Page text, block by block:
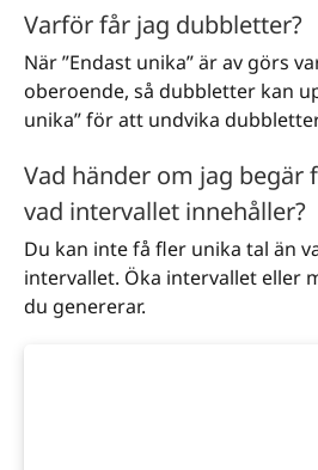
Varför får jag dubbletter?
När ”Endast unika” är av görs
oberoende, så dubbletter kan
unika” för att undvika
Vad händer om jag begär
vad intervallet innehåller?
Du kan inte få fler unika tal än
intervallet. Öka intervallet eller
du genererar.